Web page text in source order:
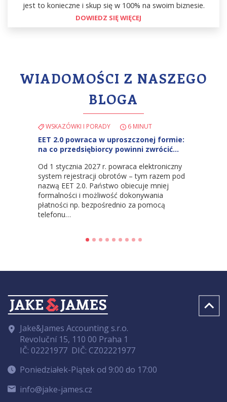
jest to konieczne i skup się w 100% na swoim biznesie.
DOWIEDZ SIĘ WIĘCEJ
WIADOMOŚCI Z NASZEGO
BLOGA
z powrotem
WSKAZÓWKI I PORADY 6 MINUT
EET 2.0 powraca w uproszczonej formie:
na co przedsiębiorcy powinni zwrócić…
Od 1 stycznia 2027 r. powraca elektroniczny
system rejestracji obrotów – tym razem pod
nazwą EET 2.0. Państwo obiecuje mniej
formalności i możliwość dokonywania
płatności np. bezpośrednio za pomocą
telefonu…
Jake&James Accounting s.r.o.
Revoluční 15, 110 00 Praha 1
IČ: 02221977 DIČ: CZ02221977
Poniedziałek-Piątek od 9:00 do 17:00
info@jake-james.cz